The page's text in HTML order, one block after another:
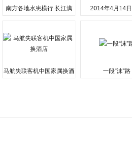
南方各地水患横行 长江漓
2014年4月14
马航失联客机中国家属换酒
一段“沫”路